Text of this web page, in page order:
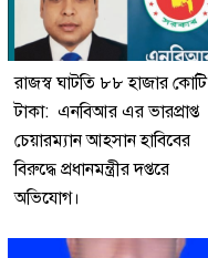
রাজস্ব ঘাটতি ৮৮ হাজার কোটি
টাকা: এনবিআর এর ভারপ্রাপ্ত
চেয়ারম্যান আহসান হাবিবের
বিরুদ্ধে প্রধানমন্ত্রীর দপ্তরে
অভিযোগ।